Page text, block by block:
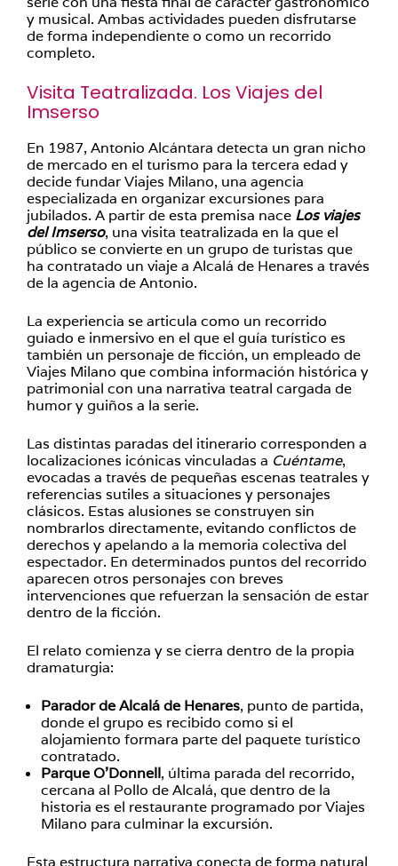
y musical. Ambas actividades pueden disfrutarse
de forma independiente o como un recorrido
completo.
Visita Teatralizada. Los Viajes del
Imserso
En 1987, Antonio Alcántara detecta un gran nicho
de mercado en el turismo para la tercera edad y
decide fundar Viajes Milano, una agencia
especializada en organizar excursiones para
jubilados. A partir de esta premisa nace Los viajes
del Imserso, una visita teatralizada en la que el
público se convierte en un grupo de turistas que
ha contratado un viaje a Alcalá de Henares a través
de la agencia de Antonio.
La experiencia se articula como un recorrido
guiado e inmersivo en el que el guía turístico es
también un personaje de ficción, un empleado de
Viajes Milano que combina información histórica y
patrimonial con una narrativa teatral cargada de
humor y guiños a la serie.
Las distintas paradas del itinerario corresponden a
localizaciones icónicas vinculadas a Cuéntame,
evocadas a través de pequeñas escenas teatrales y
referencias sutiles a situaciones y personajes
clásicos. Estas alusiones se construyen sin
nombrarlos directamente, evitando conflictos de
derechos y apelando a la memoria colectiva del
espectador. En determinados puntos del recorrido
aparecen otros personajes con breves
intervenciones que refuerzan la sensación de estar
dentro de la ficción.
El relato comienza y se cierra dentro de la propia
dramaturgia:
Parador de Alcalá de Henares, punto de partida,
donde el grupo es recibido como si el
alojamiento formara parte del paquete turístico
contratado.
Parque O’Donnell, última parada del recorrido,
cercana al Pollo de Alcalá, que dentro de la
historia es el restaurante programado por Viajes
Milano para culminar la excursión.
Esta estructura narrativa conecta de forma natural